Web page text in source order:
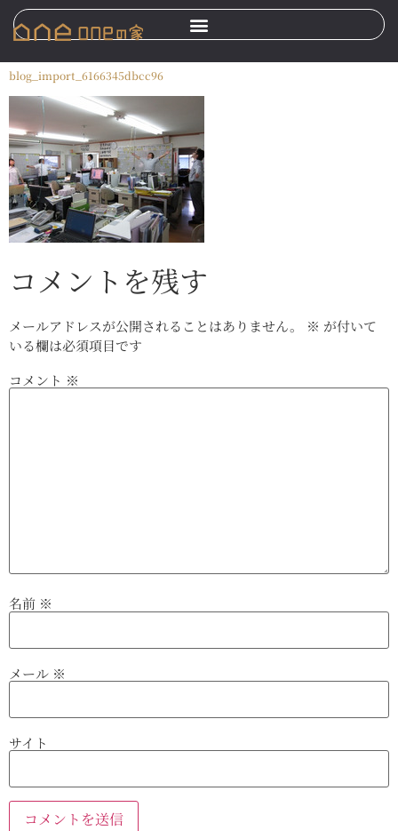
blog_import_6166345dbcc96
コメントを残す
メールアドレスが公開されることはありません。 ※ が付いて
いる欄は必須項目です
コメント ※
名前 ※
メール ※
サイト